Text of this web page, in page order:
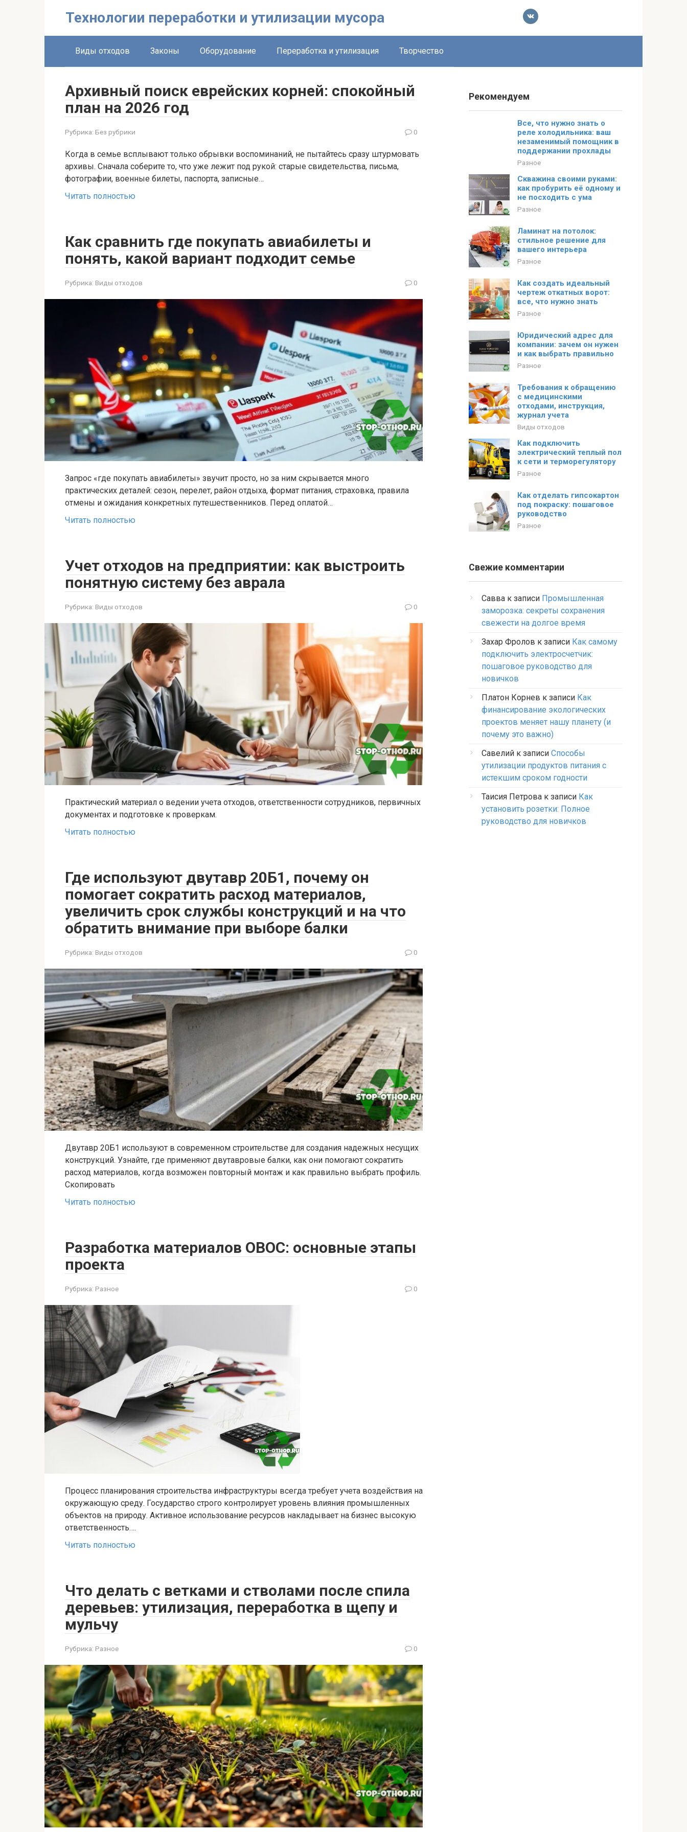
Технологии переработки и утилизации мусора
Виды отходов Законы Оборудование Переработка и утилизация Творчество
Архивный поиск еврейских корней: спокойный
план на 2026 год
Рубрика: Без рубрики 0
Когда в семье всплывают только обрывки воспоминаний, не пытайтесь сразу штурмовать
архивы. Сначала соберите то, что уже лежит под рукой: старые свидетельства, письма,
фотографии, военные билеты, паспорта, записные…
Читать полностью
Как сравнить где покупать авиабилеты и
понять, какой вариант подходит семье
Рубрика: Виды отходов 0
Запрос «где покупать авиабилеты» звучит просто, но за ним скрывается много
практических деталей: сезон, перелет, район отдыха, формат питания, страховка, правила
отмены и ожидания конкретных путешественников. Перед оплатой…
Читать полностью
Учет отходов на предприятии: как выстроить
понятную систему без аврала
Рубрика: Виды отходов 0
Практический материал о ведении учета отходов, ответственности сотрудников, первичных
документах и подготовке к проверкам.
Читать полностью
Где используют двутавр 20Б1, почему он
помогает сократить расход материалов,
увеличить срок службы конструкций и на что
обратить внимание при выборе балки
Рубрика: Виды отходов 0
Двутавр 20Б1 используют в современном строительстве для создания надежных несущих
конструкций. Узнайте, где применяют двутавровые балки, как они помогают сократить
расход материалов, когда возможен повторный монтаж и как правильно выбрать профиль.
Скопировать
Читать полностью
Разработка материалов ОВОС: основные этапы
проекта
Рубрика: Разное 0
Процесс планирования строительства инфраструктуры всегда требует учета воздействия на
окружающую среду. Государство строго контролирует уровень влияния промышленных
объектов на природу. Активное использование ресурсов накладывает на бизнес высокую
ответственность….
Читать полностью
Что делать с ветками и стволами после спила
деревьев: утилизация, переработка в щепу и
мульчу
Рубрика: Разное 0
Рекомендуем
Все, что нужно знать о
реле холодильника: ваш
незаменимый помощник в
поддержании прохлады
Разное
Скважина своими руками:
как пробурить её одному и
не посходить с ума
Разное
Ламинат на потолок:
стильное решение для
вашего интерьера
Разное
Как создать идеальный
чертеж откатных ворот:
все, что нужно знать
Разное
Юридический адрес для
компании: зачем он нужен
и как выбрать правильно
Разное
Требования к обращению
с медицинскими
отходами, инструкция,
журнал учета
Виды отходов
Как подключить
электрический теплый пол
к сети и терморегулятору
Разное
Как отделать гипсокартон
под покраску: пошаговое
руководство
Разное
Свежие комментарии
Савва к записи Промышленная
заморозка: секреты сохранения
свежести на долгое время
Захар Фролов к записи Как самому
подключить электросчетчик:
пошаговое руководство для
новичков
Платон Корнев к записи Как
финансирование экологических
проектов меняет нашу планету (и
почему это важно)
Савелий к записи Способы
утилизации продуктов питания с
истекшим сроком годности
Таисия Петрова к записи Как
установить розетки: Полное
руководство для новичков